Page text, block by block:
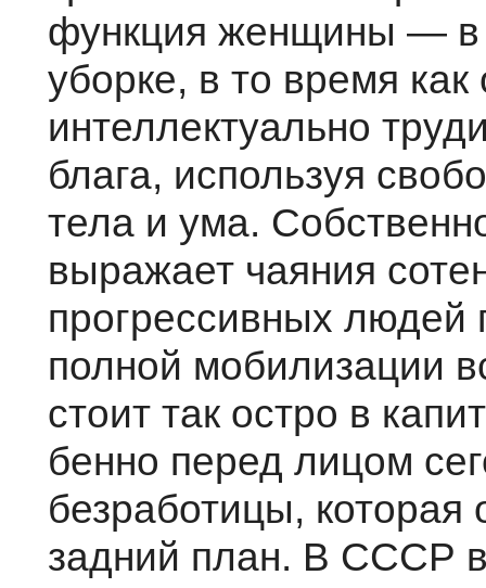
функция женщины — в
уборке, в то время
интеллектуально
блага, используя
тела и ума.
выражает чаяния
прогрес­сивных людей
полной мобилизации
стоит так остро в
бенно перед лицом
безработицы, которая
задний план. В СССР